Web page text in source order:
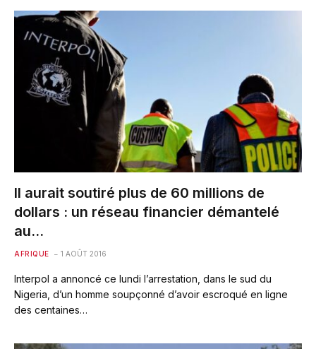
Il aurait soutiré plus de 60 millions de
dollars : un réseau financier démantelé
au…
AFRIQUE 1 AOÛT 2016
Interpol a annoncé ce lundi l’arrestation, dans le sud du
Nigeria, d’un homme soupçonné d’avoir escroqué en ligne
des centaines…